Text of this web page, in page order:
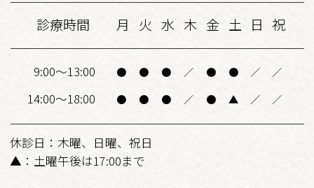
診療時間 月 火 水 木 金 土 日 祝
9:00～13:00 ● ● ● ／ ● ● ／ ／
14:00～18:00 ● ● ● ／ ● ▲ ／ ／
休診日：木曜、日曜、祝日
▲：土曜午後は17:00まで